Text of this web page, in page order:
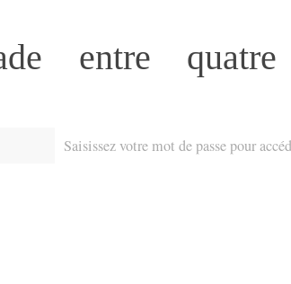
entre
Saisissez votre mot de passe pour